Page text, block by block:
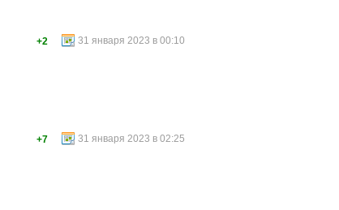
31 января 2023 в 00:10
+2
31 января 2023 в 02:25
+7